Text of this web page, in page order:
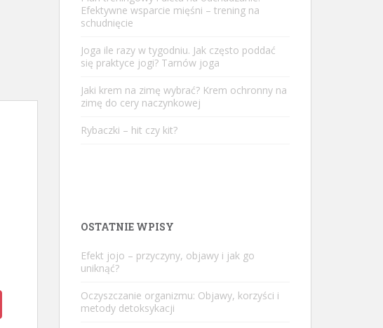
Efektywne wsparcie mięśni – trening na
schudnięcie
Joga ile razy w tygodniu. Jak często poddać
się praktyce jogi? Tarnów joga
Jaki krem na zimę wybrać? Krem ochronny na
zimę do cery naczynkowej
Rybaczki – hit czy kit?
OSTATNIE WPISY
Efekt jojo – przyczyny, objawy i jak go
uniknąć?
Oczyszczanie organizmu: Objawy, korzyści i
metody detoksykacji